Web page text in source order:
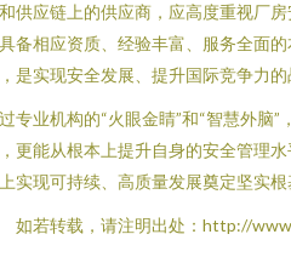
供应链上的供应商，应高度重视厂
备相应资质、经验丰富、服务全面
是实现安全发展、提升国际竞争力的
专业机构的“火眼金睛”和“智慧外脑
更能从根本上提升自身的安全管理
实现可持续、高质量发展奠定坚实根
如若转载，请注明出处：http://